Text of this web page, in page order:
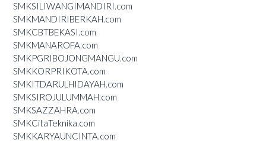
SMKSILIWANGIMANDIRI.com
SMKMANDIRIBERKAH.com
SMKCBTBEKASI.com
SMKMANAROFA.com
SMKPGRIBOJONGMANGU.com
SMKKORPRIKOTA.com
SMKITDARULHIDAYAH.com
SMKSIROJULUMMAH.com
SMKSAZZAHRA.com
SMKCitaTeknika.com
SMKKARYAUNCINTA.com